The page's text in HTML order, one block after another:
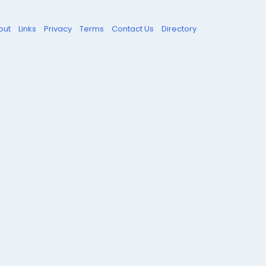
Links Privacy Terms Contact Us Directory